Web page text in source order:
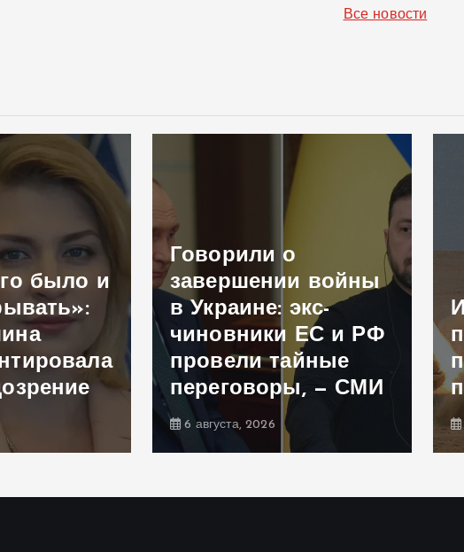
Все новости
было и
Говорили о
завершении войны
в Украине: экс-
чиновники ЕС и РФ
провели тайные
переговоры, — СМИ
6 августа, 2026